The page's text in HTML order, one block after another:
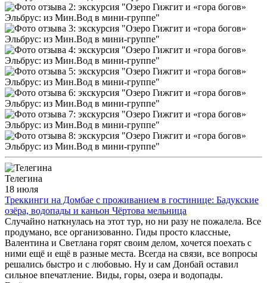
Телегина
18 июля
Треккинги на Домбае с проживанием в гостинице: Бадукские
озёра, водопады и каньон Чёртова мельница
Случайно наткнулась на этот тур, но ни разу не пожалела. Все
продумано, все организованно. Гиды просто классные,
Валентина и Светлана горят своим делом, хочется поехать с
ними ещё и ещё в разные места. Всегда на связи, все вопросы
решались быстро и с любовью. Ну и сам Донбай оставил
сильное впечатление. Виды, горы, озера и водопады.